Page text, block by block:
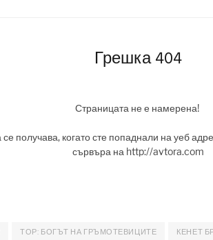
ТОР: БОГЪТ НА ГРЪМОТЕВИЦИТЕ КЕНЕТ